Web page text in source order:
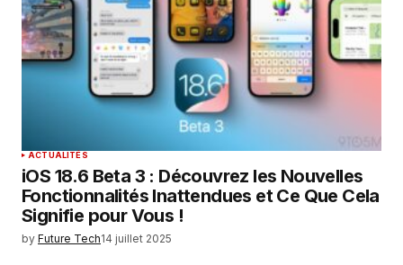
ACTUALITÉS
iOS 18.6 Beta 3 : Découvrez les Nouvelles
Fonctionnalités Inattendues et Ce Que Cela
Signifie pour Vous !
by Future Tech14 juillet 2025